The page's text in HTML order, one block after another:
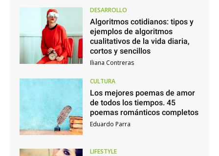
DESARROLLO
Algoritmos cotidianos: tipos y
ejemplos de algoritmos
cualitativos de la vida diaria,
cortos y sencillos
Iliana Contreras
CULTURA
Los mejores poemas de amor
de todos los tiempos. 45
poemas románticos completos
Eduardo Parra
LIFESTYLE